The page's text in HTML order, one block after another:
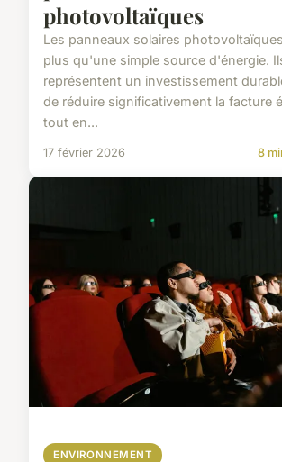
photovoltaïques
Les panneaux solaires
plus qu'une simple source d'énergie.
représentent un investissement
de réduire significativement la facture
tout en...
17 février 2026 8
ENVIRONNEMENT